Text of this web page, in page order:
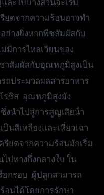
ยดจากความร้อนอาจทํา
ย่างยิ่งหากพืชสัมผัสกับ
มีการไหลเวียนของ
าสัมผัสกับอุณหภูมิสูงเป็น
ถประมวลผลสารอาหาร
รซิส อุณหภูมิสูงยัง
งนําไปสู่การสูญเสียน้ํา
นสีเหลืองและเหี่ยวเฉา
รียดจากความร้อนมักเริ่ม
ปทางกึ่งกลางใบ ใน
กรอบ ผู้ปลูกสามารถ
อนได้โดยการรักษา